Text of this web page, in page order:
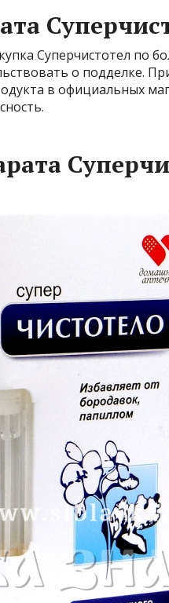
Суперчистотел по
о подделке.
в официальных